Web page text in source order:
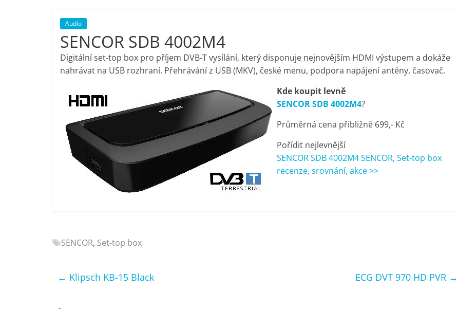
porovnání,
pračky,
televize,
notebooky,
mobilní
telefony,
kávovary,
Nejlepší
Elektro
Audio
SENCOR SDB 4002M4
Digitální set-top box pro příjem DVB-T vysílání, který disponuje nejnovějším HDMI výstupem a dokáže
nahrávat na USB rozhraní. Přehrávání z USB (MKV), české menu, podpora napájení antény, časovač.
Kde koupit levně
SENCOR SDB 4002M4?
Průměrná cena přibližně 699,- Kč
Pořídit nejlevnější
SENCOR SDB 4002M4 SENCOR, Set-top box
recenze, srovnání, akce >>
SENCOR, Set-top box
← Klipsch KB-15 Black ECG DVT 970 HD PVR →